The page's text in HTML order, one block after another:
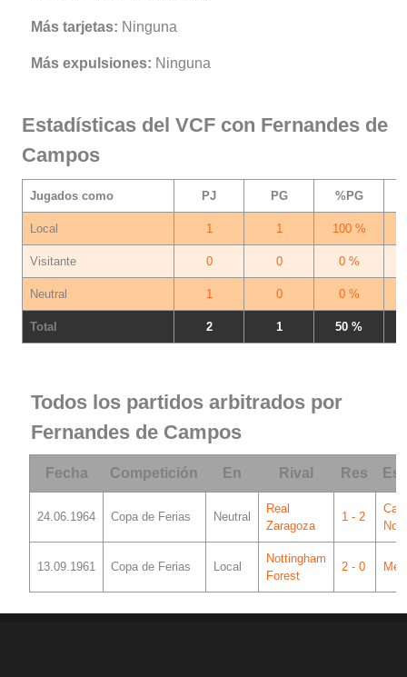
Más tarjetas: Ninguna
Más expulsiones: Ninguna
Estadísticas del VCF con Fernandes de
Campos
Jugados como PJ PG %PG
Local 1 1 100 %
Visitante 0 0 0 %
Neutral 1 0 0 %
Total 2 1 50 %
Todos los partidos arbitrados por
Fernandes de Campos
Fecha Competición En Rival Res
24.06.1964 Copa de Ferias Neutral
Real
Zaragoza
1 - 2
Nou
13.09.1961 Copa de Ferias Local
Nottingham
Forest
2 - 0